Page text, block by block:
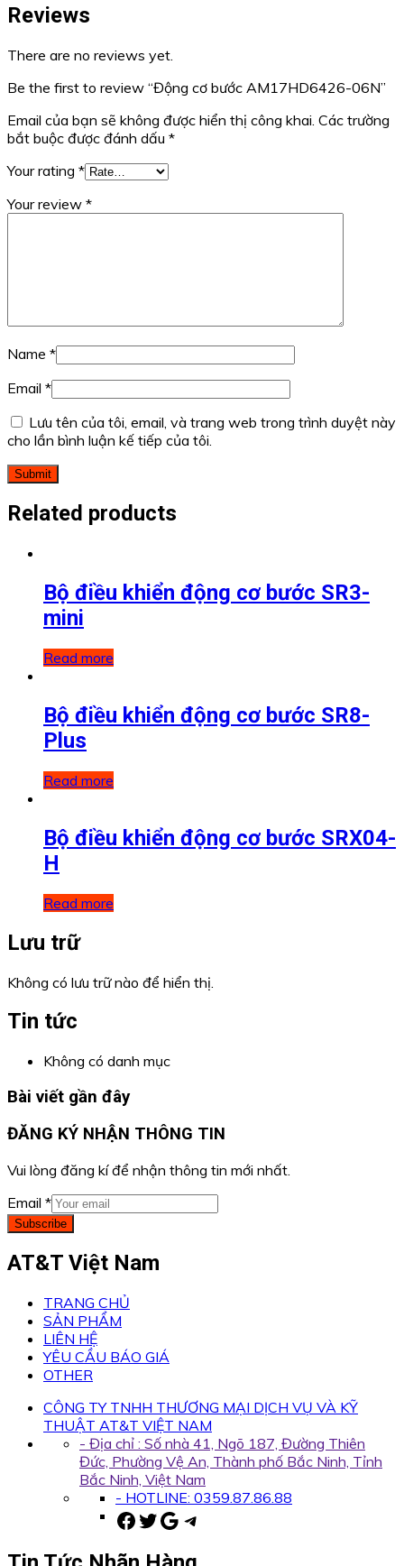
Reviews
There are no reviews yet.
Be the first to review “Động cơ bước AM17HD6426-06N”
Email của bạn sẽ không được hiển thị công khai. Các trường
bắt buộc được đánh dấu *
Your rating *
Your review *
Name *
Email *
Lưu tên của tôi, email, và trang web trong trình duyệt này
cho lần bình luận kế tiếp của tôi.
Related products
Bộ điều khiển động cơ bước SR3-
mini
Read more
Bộ điều khiển động cơ bước SR8-
Plus
Read more
Bộ điều khiển động cơ bước SRX04-
H
Read more
Lưu trữ
Không có lưu trữ nào để hiển thị.
Tin tức
Không có danh mục
Bài viết gần đây
ĐĂNG KÝ NHẬN THÔNG TIN
Vui lòng đăng kí để nhận thông tin mới nhất.
Email *
Subscribe
AT&T Việt Nam
TRANG CHỦ
SẢN PHẨM
LIÊN HỆ
YÊU CẦU BÁO GIÁ
OTHER
CÔNG TY TNHH THƯƠNG MẠI DỊCH VỤ VÀ KỸ
THUẬT AT&T VIỆT NAM
- Địa chỉ : Số nhà 41, Ngõ 187, Đường Thiên
Đức, Phường Vệ An, Thành phố Bắc Ninh, Tỉnh
Bắc Ninh, Việt Nam
- HOTLINE: 0359.87.86.88
Facebook
Twitter
Google
Telegram